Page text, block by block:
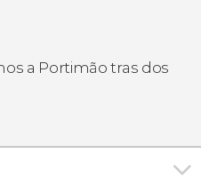
a Portimão tras dos